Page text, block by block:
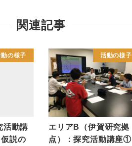
関連記事
の様子
活動講
説の
活動の様子
エリアB（伊賀研究拠
点）：探究活動講座①